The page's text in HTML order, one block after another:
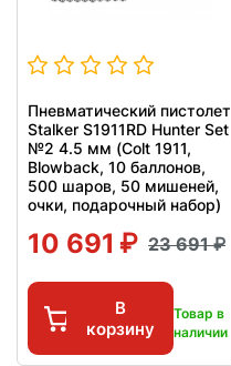
Пневматический пистолет
Stalker S1911RD Hunter Set
№2 4.5 мм (Colt 1911,
Blowback, 10 баллонов,
500 шаров, 50 мишеней,
очки, подарочный набор)
10 691 23 691
В
корзину
Товар в
наличии